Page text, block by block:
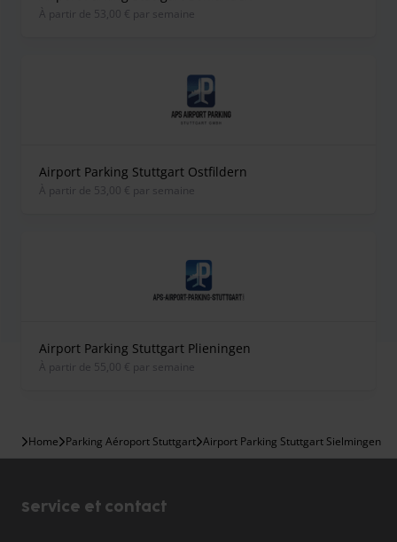
À partir de 53,00 € par semaine
Airport Parking Stuttgart Ostfildern
À partir de 53,00 € par semaine
Airport Parking Stuttgart Plieningen
À partir de 55,00 € par semaine
Home Parking Aéroport Stuttgart Airport Parking Stuttgart Sielmingen
Service et contact